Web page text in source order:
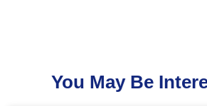
You May Be